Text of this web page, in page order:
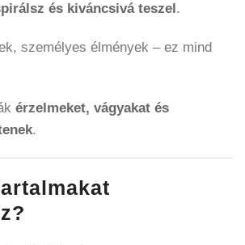
és kiváncsivá teszel.
személyes élmények – ez mind
érzelmeket, vágyakat és
.